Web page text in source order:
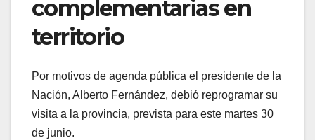
complementarias en
territorio
Por motivos de agenda pública el presidente de la
Nación, Alberto Fernández, debió reprogramar su
visita a la provincia, prevista para este martes 30
de junio.